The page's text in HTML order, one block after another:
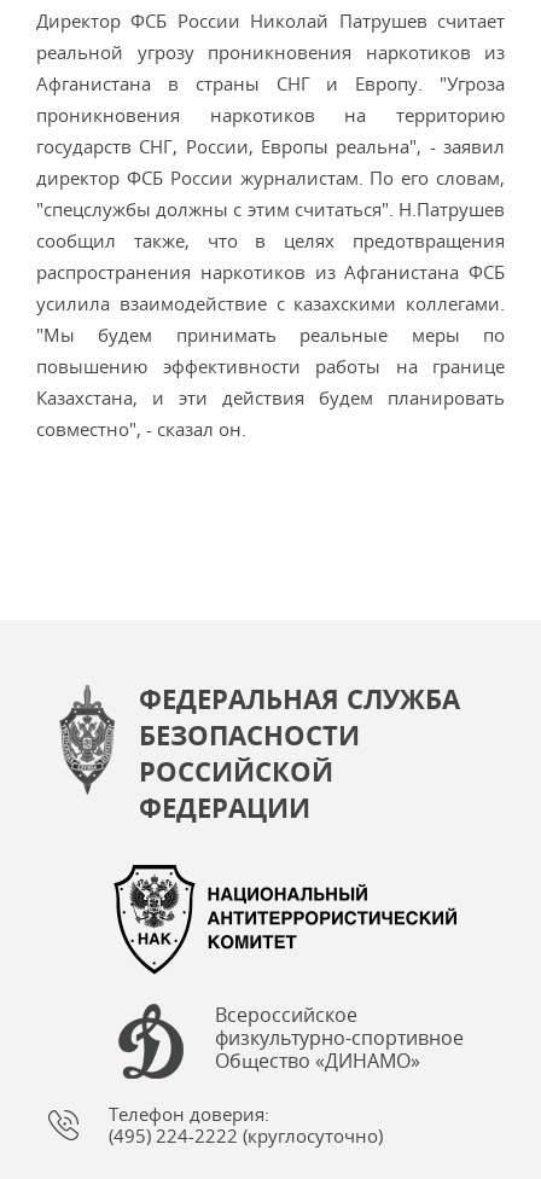
Директор ФСБ России Николай Патрушев считает
реальной угрозу проникновения наркотиков из
Афганистана в страны СНГ и Европу. "Угроза
проникновения наркотиков на территорию
государств СНГ, России, Европы реальна", - заявил
директор ФСБ России журналистам. По его словам,
"спецслужбы должны с этим считаться". Н.Патрушев
сообщил также, что в целях предотвращения
распространения наркотиков из Афганистана ФСБ
усилила взаимодействие с казахскими коллегами.
"Мы будем принимать реальные меры по
повышению эффективности работы на границе
Казахстана, и эти действия будем планировать
совместно", - сказал он.
ФЕДЕРАЛЬНАЯ СЛУЖБА
БЕЗОПАСНОСТИ
РОССИЙСКОЙ
ФЕДЕРАЦИИ
Всероссийское
физкультурно-спортивное
Общество «ДИНАМО»
Телефон доверия:
(495) 224-2222 (круглосуточно)